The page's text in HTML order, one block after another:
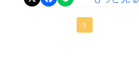
くお願いいたします。
がらやってきました。いろ
いろ自分なりにはやってみ
1